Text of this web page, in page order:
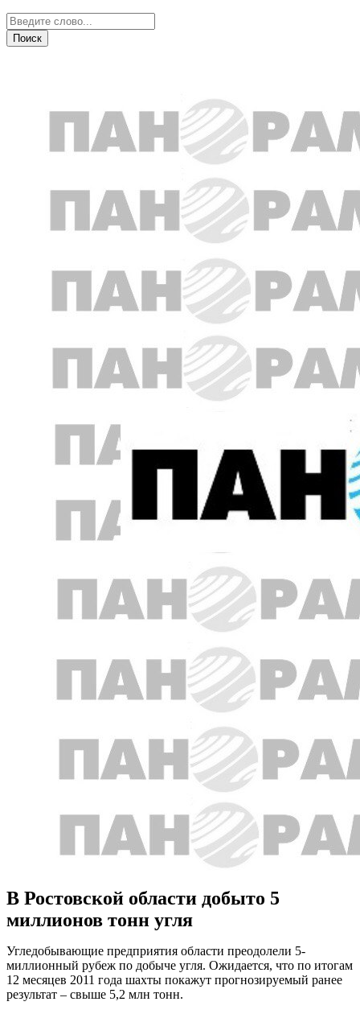
В Ростовской области добыто 5
миллионов тонн угля
Угледобывающие предприятия области преодолели 5-
миллионный рубеж по добыче угля. Ожидается, что по итогам
12 месяцев 2011 года шахты покажут прогнозируемый ранее
результат – свыше 5,2 млн тонн.